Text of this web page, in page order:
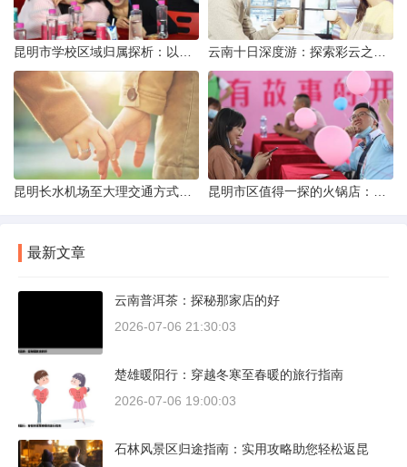
最新文章
云南普洱茶：探秘那家店的好
2026-07-06 21:30:03
楚雄暖阳行：穿越冬寒至春暖的旅行指南
2026-07-06 19:00:03
石林风景区归途指南：实用攻略助您轻松返昆